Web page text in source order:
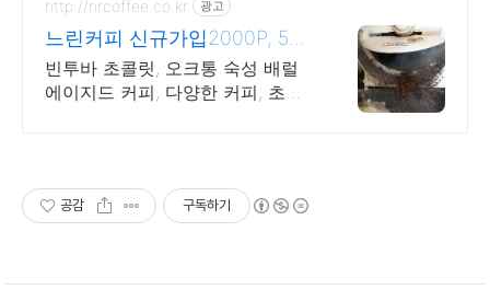
http://nrcoffee.co.kr 광고
느린커피 신규가입2000P, 5%
쿠폰
빈투바 초콜릿, 오크통 숙성 배럴
에이지드 커피, 다양한 커피, 초콜
공감 구독하기